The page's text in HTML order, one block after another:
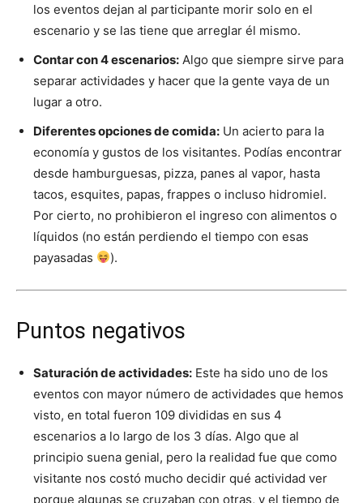
los eventos dejan al participante morir solo en el
escenario y se las tiene que arreglar él mismo.
Contar con 4 escenarios: Algo que siempre sirve para
separar actividades y hacer que la gente vaya de un
lugar a otro.
Diferentes opciones de comida: Un acierto para la
economía y gustos de los visitantes. Podías encontrar
desde hamburguesas, pizza, panes al vapor, hasta
tacos, esquites, papas, frappes o incluso hidromiel.
Por cierto, no prohibieron el ingreso con alimentos o
líquidos (no están perdiendo el tiempo con esas
payasadas
).
Puntos negativos
Saturación de actividades: Este ha sido uno de los
eventos con mayor número de actividades que hemos
visto, en total fueron 109 divididas en sus 4
escenarios a lo largo de los 3 días. Algo que al
principio suena genial, pero la realidad fue que como
visitante nos costó mucho decidir qué actividad ver
porque algunas se cruzaban con otras, y el tiempo de